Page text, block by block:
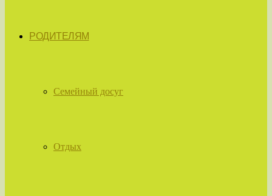
РОДИТЕЛЯМ
Семейный досуг
Отдых